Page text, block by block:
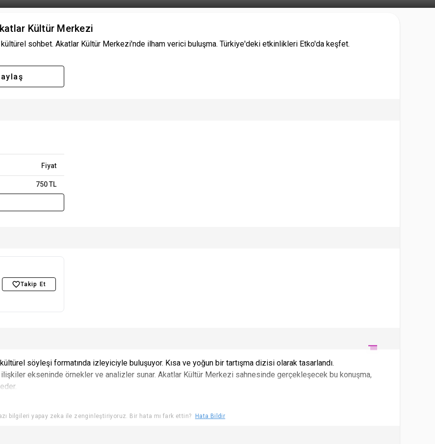
Kültür Merkezi
sohbet. Akatlar Kültür Merkezi'nde ilham verici buluşma. Türkiye'deki etkinlikleri Etko'da keşfet.
Fiyat
750 TL
Takip Et
söyleşi formatında izleyiciyle buluşuyor. Kısa ve yoğun bir tartışma dizisi olarak tasarlandı.
ekseninde örnekler ve analizler sunar. Akatlar Kültür Merkezi sahnesinde gerçekleşecek bu konuşma,
bilgileri yapay zeka ile zenginleştiriyoruz. Bir hata mı fark ettin? Hata Bildir